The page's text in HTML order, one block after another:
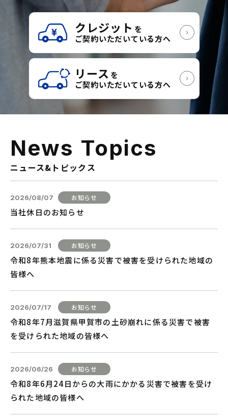
クレジット を
ご契約いただいている方へ
リース を
ご契約いただいている方へ
News Topics
ニュース&トピックス
2026/08/07
当社休日のお知らせ
2026/07/31
令和8年熊本地震に係る災害で被害を受けられた地域の
皆様へ
2026/07/17
令和8年7月滋賀県甲賀市の土砂崩れに係る災害で被害
を受けられた地域の皆様へ
2026/06/26
令和8年6月24日からの大雨にかかる災害で被害を受け
られた地域の皆様へ